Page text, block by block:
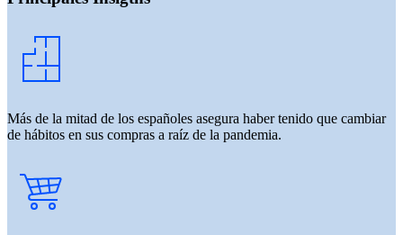
Más de la mitad de los españoles asegura haber tenido que cambiar
de hábitos en sus compras a raíz de la pandemia.